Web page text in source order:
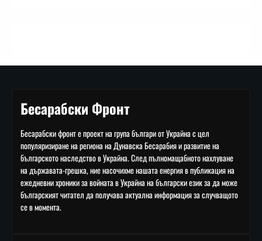
Бесарабски Фронт
Бесарабски фронт е проект на група българи от Украйна с цел
популяризиране на региона на Дунавска Бесарабия и развитие на
българското наследство в Украйна. След пълномащабното нахлуване
на държавата-грешка, ние насочихме нашата енергия в публикация на
ежедневни хроники за войната в Украйна на български език за да може
българският читател да получава актуална информация за случващото
се в момента.